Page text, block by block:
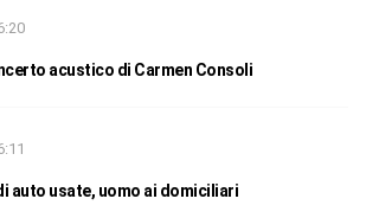
acustico di Carmen Consoli
auto usate, uomo ai domiciliari